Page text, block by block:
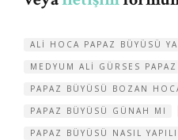
ALI HOCA PAPAZ BÜYÜSÜ
MEDYUM ALI GÜRSES
PAPAZ BÜYÜSÜ BOZAN
PAPAZ BÜYÜSÜ GÜNAH MI
PAPAZ BÜYÜSÜ NASIL